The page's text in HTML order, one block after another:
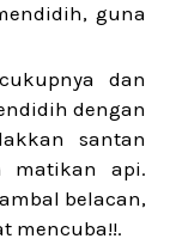
guna
dan
dengan
santan
matikan api.
belacan,
mencuba!!.